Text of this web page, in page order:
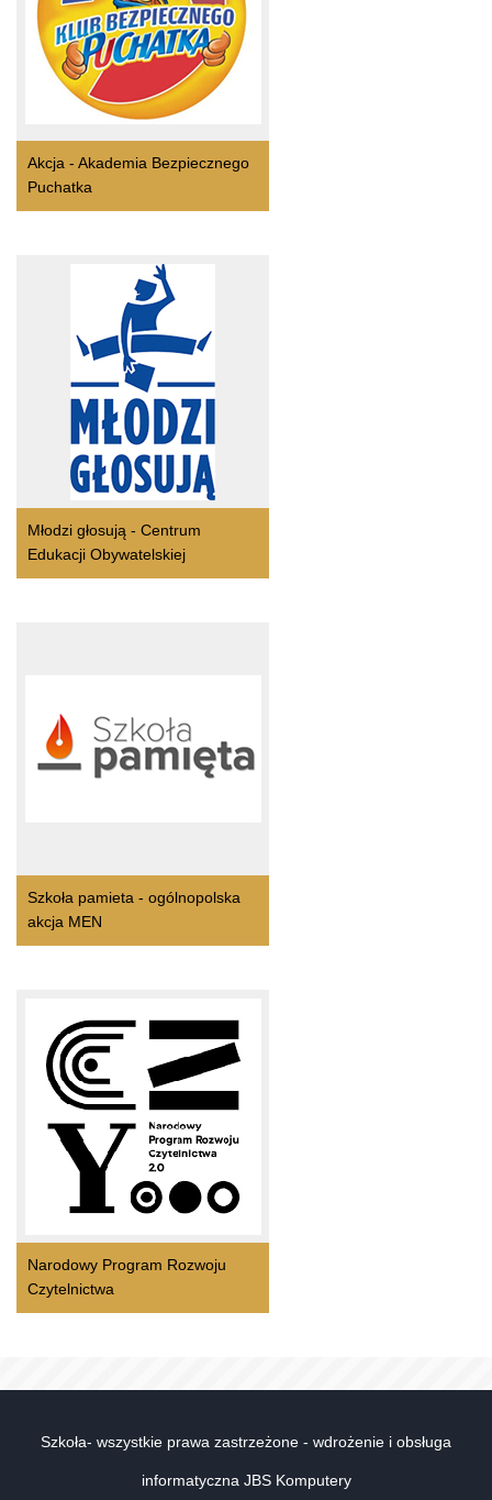
Akcja - Akademia Bezpiecznego
Puchatka
Młodzi głosują - Centrum
Edukacji Obywatelskiej
Szkoła pamieta - ogólnopolska
akcja MEN
Narodowy Program Rozwoju
Czytelnictwa
Szkoła- wszystkie prawa zastrzeżone - wdrożenie i obsługa
informatyczna JBS Komputery